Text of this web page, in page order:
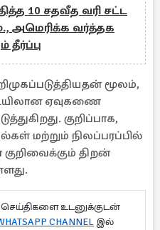
10 சதவீத வரி சட்ட
அமெரிக்க வர்த்தக
தீர்ப்பு
மூலம்,
ஏவுகணை
குறிப்பாக,
மற்றும் நிலப்பரப்பில்
திறன்
செய்திகளை உடனுக்குடன்
CHANNEL இல்